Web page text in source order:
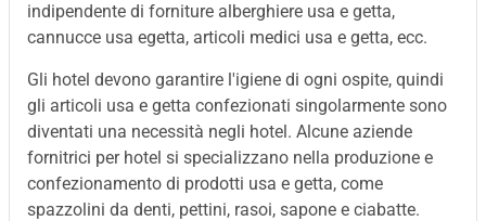
indipendente di forniture alberghiere usa e getta,
cannucce usa egetta, articoli medici usa e getta, ecc.
Gli hotel devono garantire l'igiene di ogni ospite, quindi
gli articoli usa e getta confezionati singolarmente sono
diventati una necessità negli hotel. Alcune aziende
fornitrici per hotel si specializzano nella produzione e
confezionamento di prodotti usa e getta, come
spazzolini da denti, pettini, rasoi, sapone e ciabatte.